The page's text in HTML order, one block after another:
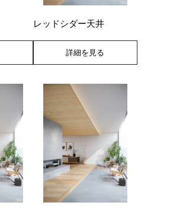
レッドシダー天井
詳細を見る